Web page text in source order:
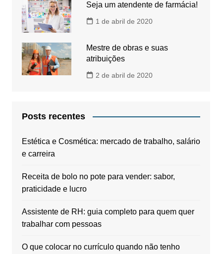
Seja um atendente de farmácia!
1 de abril de 2020
Mestre de obras e suas
atribuições
2 de abril de 2020
Posts recentes
Estética e Cosmética: mercado de trabalho, salário
e carreira
Receita de bolo no pote para vender: sabor,
praticidade e lucro
Assistente de RH: guia completo para quem quer
trabalhar com pessoas
O que colocar no currículo quando não tenho